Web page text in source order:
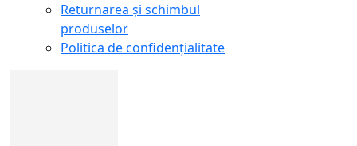
Returnarea și schimbul
produselor
Politica de confidențialitate